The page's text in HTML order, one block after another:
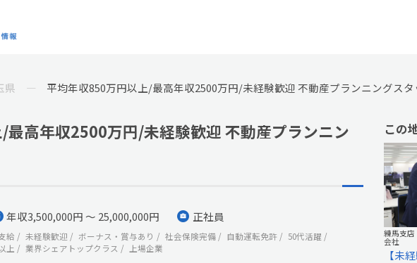
県 平均年収850万円以上/最高年収2500万円/未経験歓迎 不動産プランニングスタ
高年収2500万円/未経験歓迎 不動産プランニン
年収3,500,000円 ～ 25,000,000円 正社員
給 未経験歓迎 ボーナス・賞与あり 社会保険完備 自動運転免許
50代活躍
上
業界シェアトップクラス 上場企業
この
練馬支
会社
【未